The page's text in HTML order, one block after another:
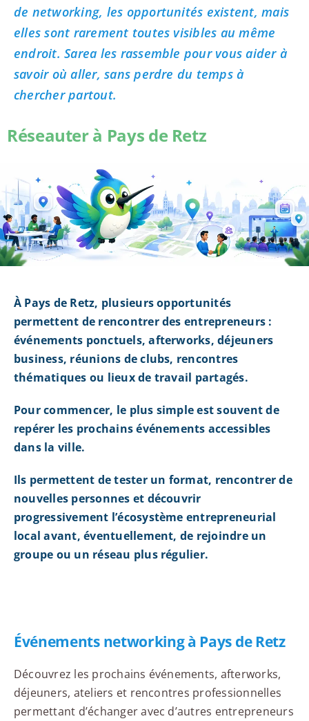
de networking, les opportunités existent, mais
elles sont rarement toutes visibles au même
endroit. Sarea les rassemble pour vous aider à
savoir où aller, sans perdre du temps à
chercher partout.
Réseauter à Pays de Retz
À Pays de Retz, plusieurs opportunités
permettent de rencontrer des entrepreneurs :
événements ponctuels, afterworks, déjeuners
business, réunions de clubs, rencontres
thématiques ou lieux de travail partagés.
Pour commencer, le plus simple est souvent de
repérer les prochains événements accessibles
dans la ville.
Ils permettent de tester un format, rencontrer de
nouvelles personnes et découvrir
progressivement l’écosystème entrepreneurial
local avant, éventuellement, de rejoindre un
groupe ou un réseau plus régulier.
Événements networking à Pays de Retz
Découvrez les prochains événements, afterworks,
déjeuners, ateliers et rencontres professionnelles
permettant d’échanger avec d’autres entrepreneurs